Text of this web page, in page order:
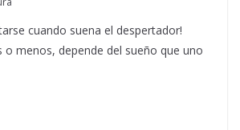
cuando suena el despertador!
o menos, depende del sueño que uno